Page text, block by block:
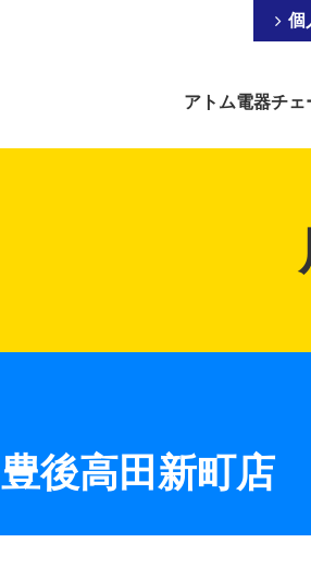
アトム電器チェ
個
豊後高田新町店